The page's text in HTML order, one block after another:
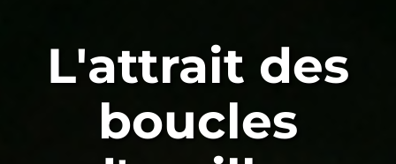
L'attrait des
boucles